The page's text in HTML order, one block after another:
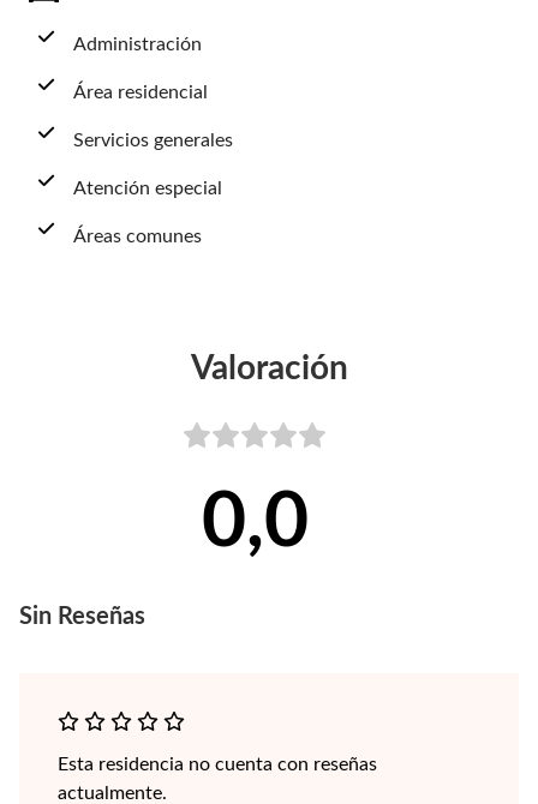
Administración
Área residencial
Servicios generales
Atención especial
Áreas comunes
Valoración
0,0
Sin Reseñas
Esta residencia no cuenta con reseñas
actualmente.